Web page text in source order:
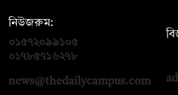
নিউজরুম:
০১৫৭২০৯৯১০৫
০১৭৮৫৭১৬২৭৮
news@thedailycampus.com